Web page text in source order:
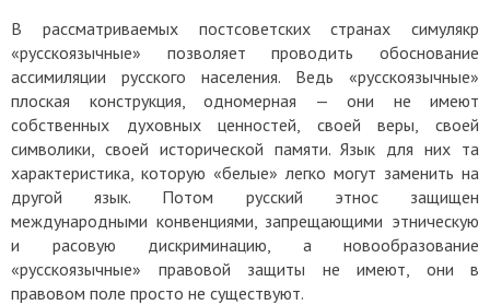
В рассматриваемых постсоветских странах симулякр
«русскоязычные» позволяет проводить обоснование
ассимиляции русского населения. Ведь «русскоязычные»
плоская конструкция, одномерная — они не имеют
собственных духовных ценностей, своей веры, своей
символики, своей исторической памяти. Язык для них та
характеристика, которую «белые» легко могут заменить на
другой язык. Потом русский этнос защищен
международными конвенциями, запрещающими этническую
и расовую дискриминацию, а новообразование
«русскоязычные» правовой защиты не имеют, они в
правовом поле просто не существуют.